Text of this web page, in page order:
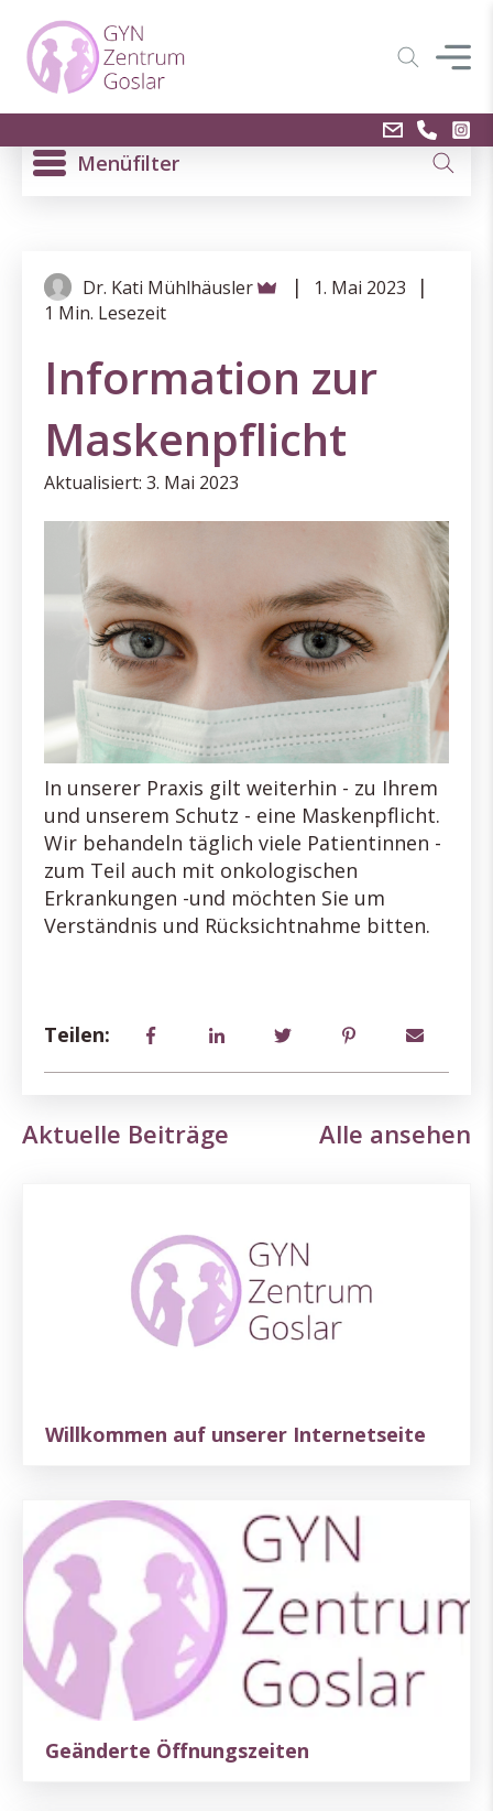
Menüfilter
Dr. Kati Mühlhäusler | 1. Mai 2023 |
1 Min. Lesezeit
Information zur
Maskenpflicht
Aktualisiert: 3. Mai 2023
In unserer Praxis gilt weiterhin - zu Ihrem
und unserem Schutz - eine Maskenpflicht.
Wir behandeln täglich viele Patientinnen -
zum Teil auch mit onkologischen
Erkrankungen -und möchten Sie um
Verständnis und Rücksichtnahme bitten.
Teilen:
Aktuelle Beiträge Alle ansehen
Willkommen auf unserer Internetseite
Geänderte Öffnungszeiten